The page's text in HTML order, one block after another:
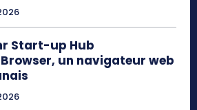
Start-up Hub
un navigateur web